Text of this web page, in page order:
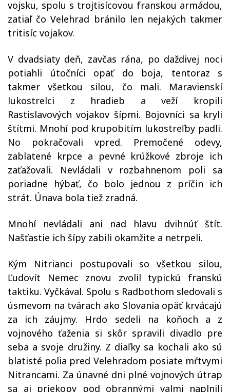
vojsku, spolu s trojtisícovou franskou armádou,
zatiaľ čo Velehrad bránilo len nejakých takmer
tritisíc vojakov.
V dvadsiaty deň, zavčas rána, po daždivej noci
potiahli útočníci opäť do boja, tentoraz s
takmer všetkou silou, čo mali. Maravienskí
lukostrelci z hradieb a veží kropili
Rastislavových vojakov šípmi. Bojovníci sa kryli
štítmi. Mnohí pod krupobitím lukostreľby padli.
No pokračovali vpred. Premočené odevy,
zablatené krpce a pevné krúžkové zbroje ich
zaťažovali. Nevládali v rozbahnenom poli sa
poriadne hýbať, čo bolo jednou z príčin ich
strát. Únava bola tiež zradná.
Mnohí nevládali ani nad hlavu dvihnúť štít.
Našťastie ich šípy zabili okamžite a netrpeli.
Kým Nitrianci postupovali so všetkou silou,
Ľudovít Nemec znovu zvolil typickú franskú
taktiku. Vyčkával. Spolu s Radbothom sledovali s
úsmevom na tvárach ako Slovania opäť krvácajú
za ich záujmy. Hrdo sedeli na koňoch a z
vojnového ťaženia si skôr spravili divadlo pre
seba a svoje družiny. Z diaľky sa kochali ako sú
blatisté polia pred Velehradom posiate mŕtvymi
Nitrancami. Za únavné dni plné vojnových útrap
sa aj priekopy pod obrannými valmi naplnili